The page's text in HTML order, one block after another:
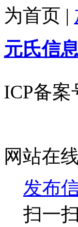
为首页 |
元氏信
ICP备案
网站在
发布
扫一扫